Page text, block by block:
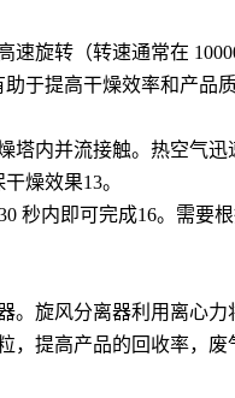
速旋转（转速通常在
于提高干燥效率和产品质
塔内并流接触。热空气
干燥效果13。
秒内即可完成16。需要
。旋风分离器利用离心
，提高产品的回收率，